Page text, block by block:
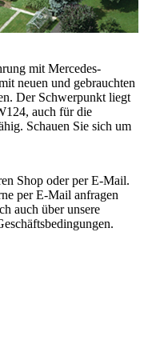
mit Mercedes-
neuen und gebrauchten
Der Schwerpunkt liegt
auch für die
Schauen Sie sich um
Shop oder per E-Mail.
per E-Mail anfragen
auch über unsere